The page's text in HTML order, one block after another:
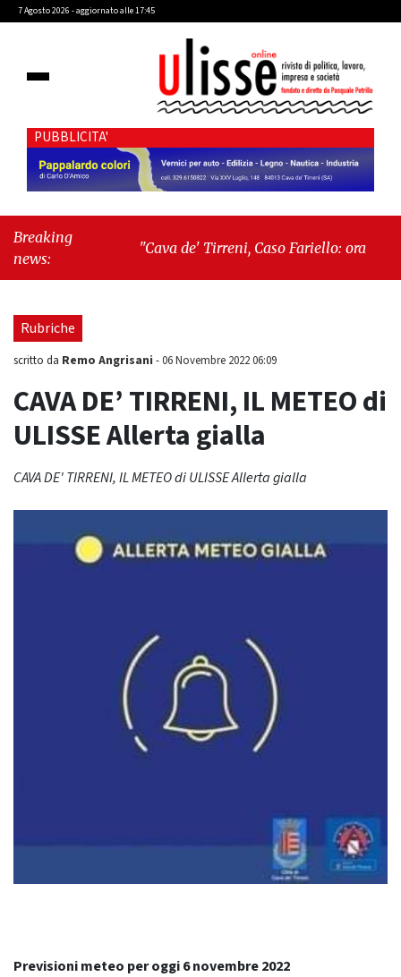
7 Agosto 2026 - aggiornato alle 17:45
PUBBLICITA'
Breaking
news:
"Cava de' Tirreni, Caso Fariello: ora torniamo
Rubriche
scritto da Remo Angrisani -06 Novembre 2022 06:09
CAVA DE’ TIRRENI, IL METEO di
ULISSE Allerta gialla
CAVA DE' TIRRENI, IL METEO di ULISSE Allerta gialla
Previsioni meteo per oggi 6 novembre 2022